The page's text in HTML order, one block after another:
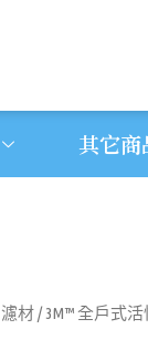
其它商
濾材/ 3M™ 全戶式活